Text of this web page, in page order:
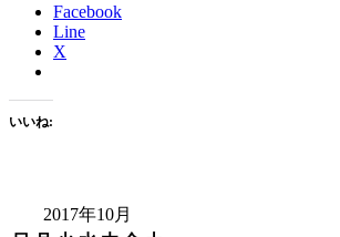
Facebook
Line
X
いいね:
2017年10月